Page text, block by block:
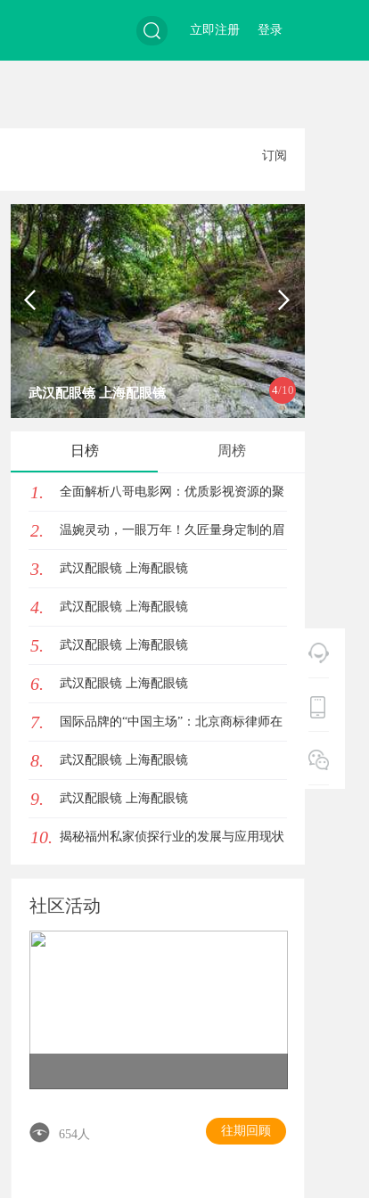
索
登录
立即注册
订阅
4/10
利星能联合阿里云发布全球首个分布
日榜 周榜
1. 全面解析八哥电影网：优质影视资源的聚
集地与观影体验升级方案
2. 温婉灵动，一眼万年！久匠量身定制的眉
眼唇，才是你整张脸的点睛之笔！淡颜系
女生的气质加分项
3. 武汉配眼镜 上海配眼镜
4. 武汉配眼镜 上海配眼镜
5. 武汉配眼镜 上海配眼镜
6. 武汉配眼镜 上海配眼镜
7. 国际品牌的“中国主场”：北京商标律师在
跨境维权中的战略支点
8. 武汉配眼镜 上海配眼镜
9. 武汉配眼镜 上海配眼镜
10. 揭秘福州私家侦探行业的发展与应用现状
社区活动
654人 往期回顾